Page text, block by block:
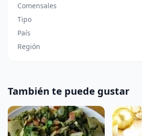
Comensales
Tipo
País
Región
También te puede gustar